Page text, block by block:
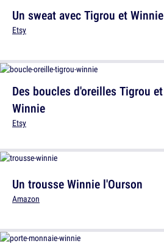
Des boucles d'oreilles Tigrou et
Winnie
Etsy
Un sweat avec Tigrou et Winnie
Etsy
Un trousse Winnie l'Ourson
Amazon